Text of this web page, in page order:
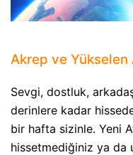
Akrep ve Yükselen
Sevgi, dostluk,
derinlere kadar
bir hafta sizinle. Yeni
hissetmediğiniz ya da